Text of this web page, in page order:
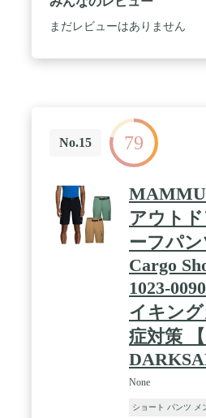
まだレビューはありません
No.15 79
アウト
ーフパ
Cargo
1023-
イキン
症対策 【
None
ショート パンツ メ